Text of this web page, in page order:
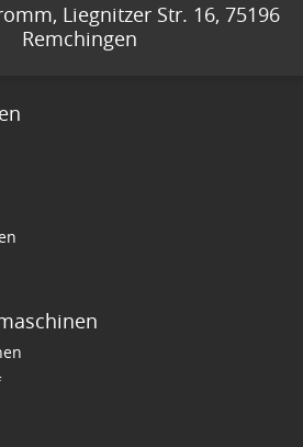
, Liegnitzer Str. 16, 75196
Remchingen